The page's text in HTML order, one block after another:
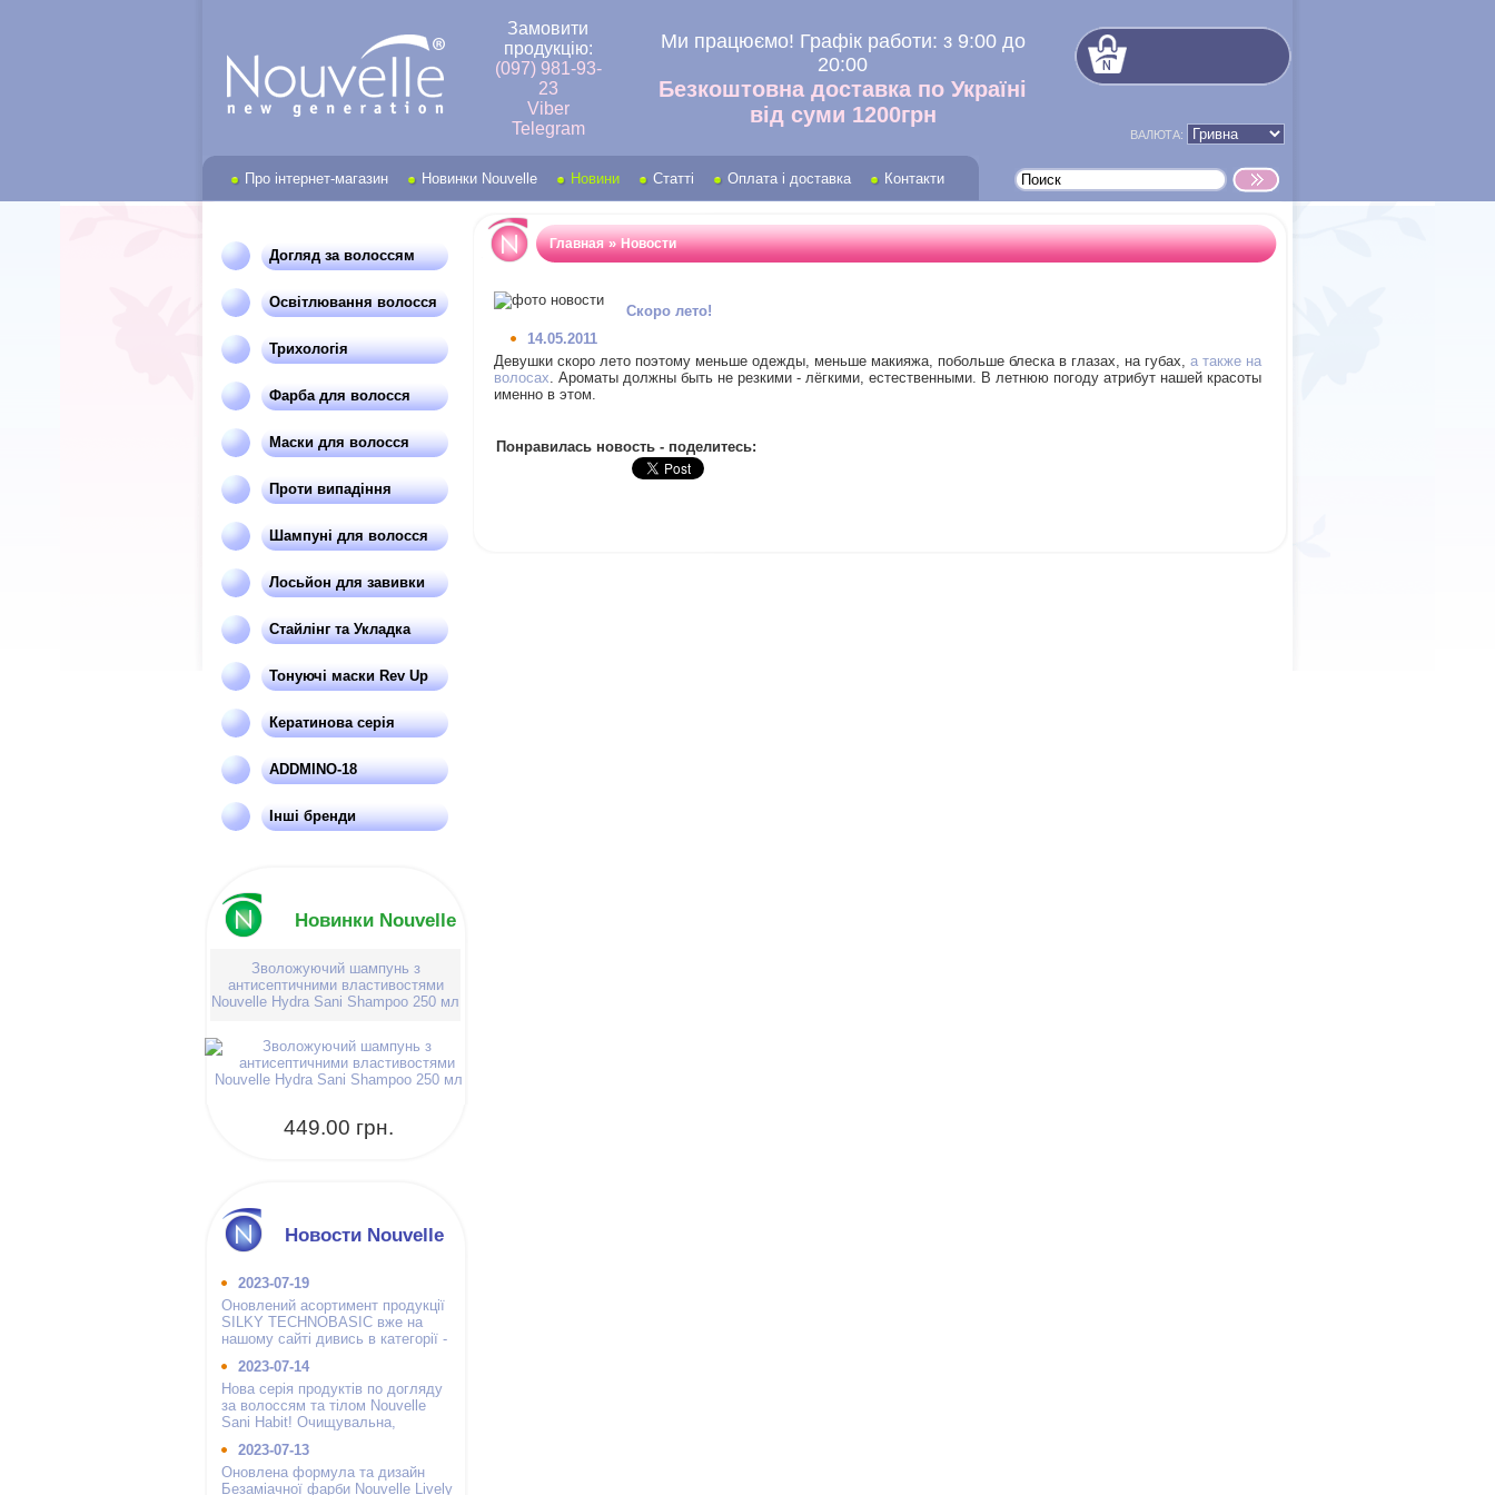
Замовити
продукцію:
(097) 981-93-
23
Viber
Telegram
Ми працюємо! Графік работи: з 9:00 до
20:00
Безкоштовна доставка по Україні
від суми 1200грн
ВАЛЮТА:
Про інтернет-магазин Новинки Nouvelle Новини Статті Оплата і доставка Контакти
Догляд за волоссям
Освітлювання волосся
Трихологія
Фарба для волосся
Маски для волосся
Проти випадіння
Шампуні для волосся
Лосьйон для завивки
Стайлінг та Укладка
Тонуючі маски Rev Up
Кератинова серія
ADDMINO-18
Інші бренди
Новинки Nouvelle
Зволожуючий шампунь з
антисептичними властивостями
Nouvelle Hydra Sani Shampoo 250 мл
449.00 грн.
Новости Nouvelle
2023-07-19
Оновлений асортимент продукції
SILKY TECHNOBASIC вже на
нашому сайті дивись в категорії -
2023-07-14
Нова серія продуктів по догляду
за волоссям та тілом Nouvelle
Sani Habit! Очищувальна,
2023-07-13
Оновлена формула та дизайн
Безаміачної фарби Nouvelle Lively
Главная»Новости
Скоро лето!
14.05.2011
Девушки скоро лето поэтому меньше одежды, меньше макияжа, побольше блеска в глазах, на губах, а также на
волосах. Ароматы должны быть не резкими - лёгкими, естественными. В летнюю погоду атрибут нашей красоты
именно в этом.
Понравилась новость - поделитесь: